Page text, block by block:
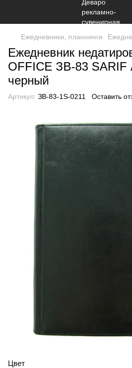
Ежедневники, планнинги
Ежедневник
OFFICE ЗВ-83 SARIF
черный
Артикул: ЗВ-83-1S-0211 Оставить
Цвет